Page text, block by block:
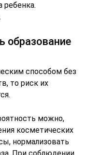
ребенка.
образование
способом без
то риск их
можно,
косметических
нормализовать